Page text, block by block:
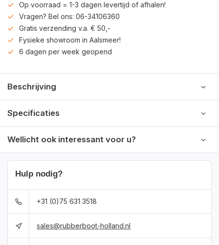
Op voorraad = 1-3 dagen levertijd of afhalen!
Vragen? Bel ons: 06-34106360
Gratis verzending v.a. € 50,-
Fysieke showroom in Aalsmeer!
6 dagen per week geopend
Beschrijving
Specificaties
Wellicht ook interessant voor u?
Hulp nodig?
+31 (0)75 631 3518
sales@rubberboot-holland.nl